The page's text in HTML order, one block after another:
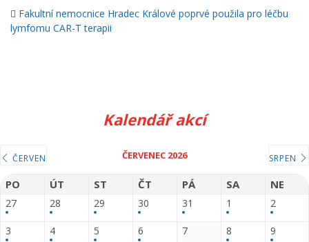
Fakultní nemocnice Hradec Králové poprvé použila pro léčbu
lymfomu CAR-T terapii
Kalendář akcí
ČERVEN ČERVENEC 2026 SRPEN
PO ÚT ST ČT PÁ SA NE
27 28 29 30 31 1 2
3 4 5 6 7 8 9